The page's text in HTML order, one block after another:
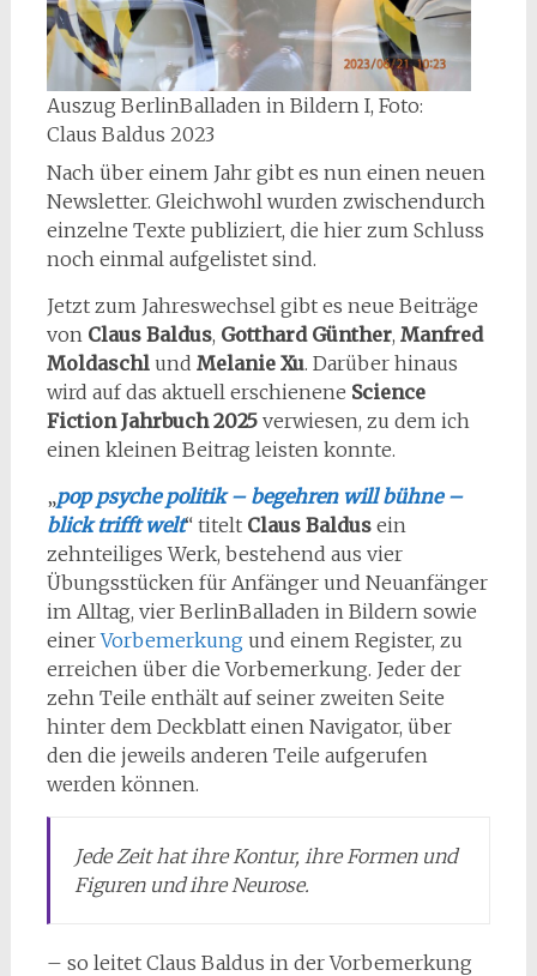
Auszug BerlinBalladen in Bildern I, Foto:
Claus Baldus 2023
Nach über einem Jahr gibt es nun einen neuen
Newsletter. Gleichwohl wurden zwischendurch
einzelne Texte publiziert, die hier zum Schluss
noch einmal aufgelistet sind.
Jetzt zum Jahreswechsel gibt es neue Beiträge
von Claus Baldus, Gotthard Günther, Manfred
Moldaschlund Melanie Xu. Darüber hinaus
wird auf das aktuell erschienene Science
Fiction Jahrbuch 2025verwiesen, zu dem ich
einen kleinen Beitrag leisten konnte.
„pop psyche politik – begehren will bühne –
blick trifft welt“ titelt Claus Baldusein
zehnteiliges Werk, bestehend aus vier
Übungsstücken für Anfänger und Neuanfänger
im Alltag, vier BerlinBalladen in Bildern sowie
einerVorbemerkung und einem Register, zu
erreichen über die Vorbemerkung. Jeder der
zehn Teile enthält auf seiner zweiten Seite
hinter dem Deckblatt einen Navigator, über
den die jeweils anderen Teile aufgerufen
werden können.
Jede Zeit hat ihre Kontur, ihre Formen und
Figuren und ihre Neurose.
– so leitet Claus Baldus in der Vorbemerkung